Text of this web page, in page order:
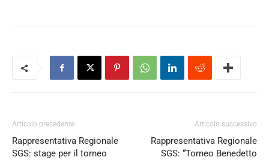
Articolo precedente
Rappresentativa Regionale
SGS: stage per il torneo
Articolo successivo
Rappresentativa Regionale
SGS: “Torneo Benedetto